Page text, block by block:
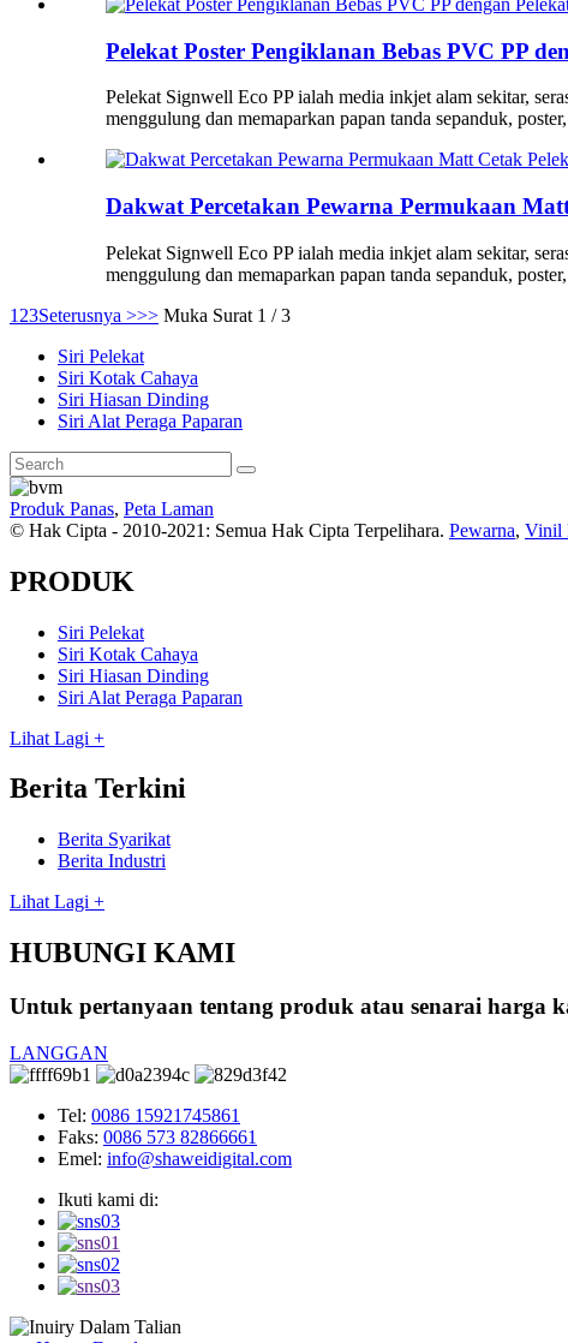
Pelekat Poster Pengiklanan Bebas PVC PP
Pelekat Signwell Eco PP ialah media inkjet alam sekitar,
menggulung dan memaparkan papan tanda sepanduk,
Dakwat Percetakan Pewarna Permukaan
Pelekat Signwell Eco PP ialah media inkjet alam sekitar,
menggulung dan memaparkan papan tanda sepanduk,
1 23Seterusnya >>> Muka Surat 1 / 3
Siri Pelekat
Siri Kotak Cahaya
Siri Hiasan Dinding
Siri Alat Peraga Paparan
Produk Panas, Peta Laman
© Hak Cipta - 2010-2021: Semua Hak Cipta Terpelihara. Pewarna, Vinil
PRODUK
Siri Pelekat
Siri Kotak Cahaya
Siri Hiasan Dinding
Siri Alat Peraga Paparan
Lihat Lagi +
Berita Terkini
Berita Syarikat
Berita Industri
Lihat Lagi +
HUBUNGI KAMI
Untuk pertanyaan tentang produk atau senarai harga
LANGGAN
Tel: 0086 15921745861
Faks: 0086 573 82866661
Emel: info@shaweidigital.com
Ikuti kami di: